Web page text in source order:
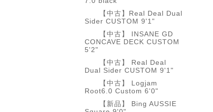
【中古】Real Deal Dual
Sider CUSTOM 9'1"
【中古】 INSANE GD
CONCAVE DECK CUSTOM
5'2"
【中古】 Real Deal
Dual Sider CUSTOM 9'1"
【中古】 Logjam
Root6.0 Custom 6'0"
【新品】 Bing AUSSIE